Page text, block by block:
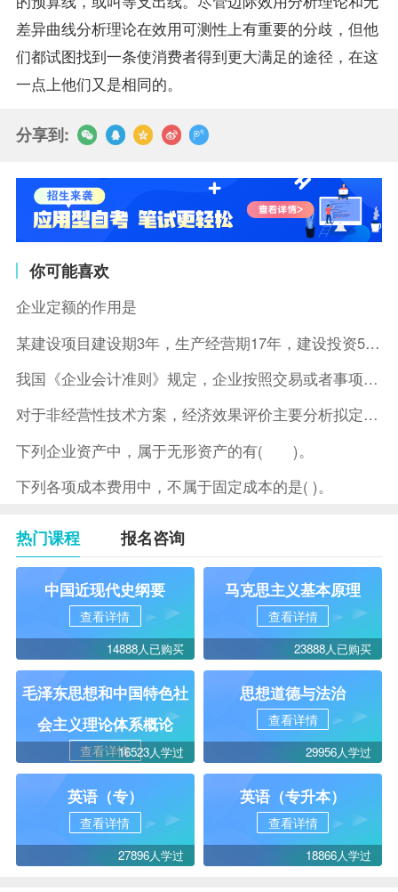
差异曲线分析理论在效用可测性上有重要的分歧，但他
们都试图找到一条使消费者得到更大满足的途径，在这
一点上他们又是相同的。
分享到:
你可能喜欢
企业定额的作用是
某建设项目建设期3年，生产经营期17年，建设投资5500万元
我国《企业会计准则》规定，企业按照交易或者事项的经济特征确定
对于非经营性技术方案，经济效果评价主要分析拟定方案的( )。
下列企业资产中，属于无形资产的有( )。
下列各项成本费用中，不属于固定成本的是( )。
热门课程 报名咨询
中国近现代史纲要
查看详情
14888人已购买
马克思主义基本原理
查看详情
23888人已购买
毛泽东思想和中国特色社
会主义理论体系概论
查看详情16523人学过
思想道德与法治
查看详情
29956人学过
英语（专）
查看详情
27896人学过
英语（专升本）
查看详情
18866人学过